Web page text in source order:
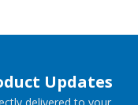
Updates